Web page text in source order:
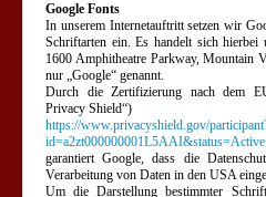
Google Fonts
In unserem Internetauftritt setzen wir
Schriftarten ein. Es handelt sich
1600 Amphitheatre Parkway, Mountain
nur „Google“ genannt.
Durch die Zertifizierung nach dem
Privacy Shield“)
https://www.privacyshield.gov/
id=a2zt000000001L5AAI&status=Active
garantiert Google, dass die
Verarbeitung von Daten in den USA
Um die Darstellung bestimmter